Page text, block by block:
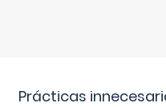
Prácticas